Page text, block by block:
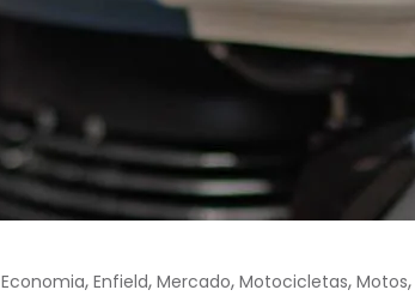
Economia, Enfield, Mercado, Motocicletas, Motos,